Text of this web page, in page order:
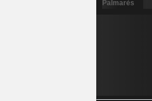
Palmarès